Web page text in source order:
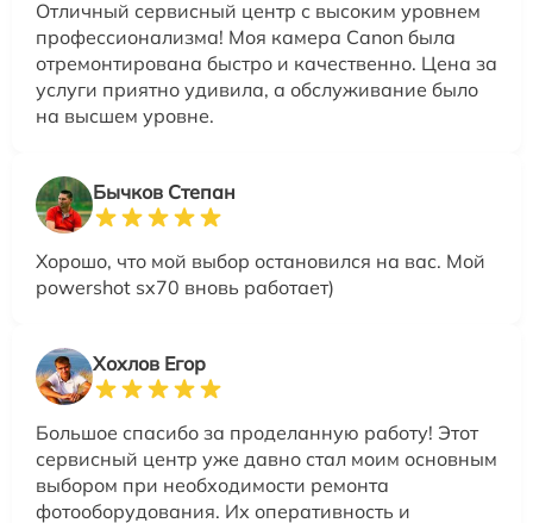
Отличный сервисный центр с высоким уровнем
профессионализма! Моя камера Canon была
отремонтирована быстро и качественно. Цена за
услуги приятно удивила, а обслуживание было
на высшем уровне.
Бычков Степан
Хорошо, что мой выбор остановился на вас. Мой
powershot sx70 вновь работает)
Хохлов Егор
Большое спасибо за проделанную работу! Этот
сервисный центр уже давно стал моим основным
выбором при необходимости ремонта
фотооборудования. Их оперативность и